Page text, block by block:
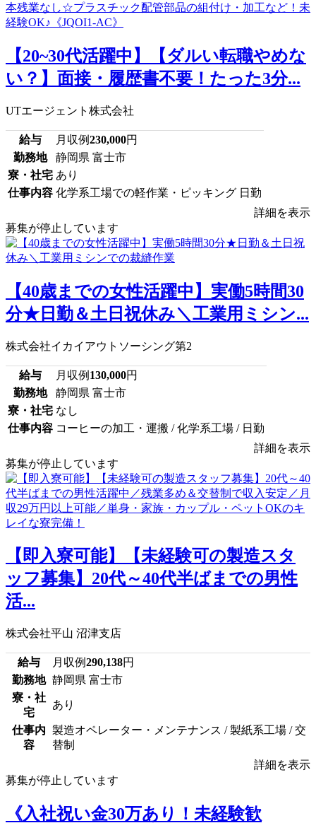
【20~30代活躍中】【ダルい転職やめな
い？】面接・履歴書不要！たった3分...
UTエージェント株式会社
給与 月収例230,000円
勤務地
静岡県 富士市
寮・社宅 あり
仕事内容 化学系工場での軽作業・ピッキング 日勤
詳細を表示
募集が停止しています
【40歳までの女性活躍中】実働5時間30
分★日勤＆土日祝休み＼工業用ミシン...
株式会社イカイアウトソーシング第2
給与 月収例 130,000円
勤務地
静岡県 富士市
寮・社宅 なし
仕事内容 コーヒーの加工・運搬 / 化学系工場 / 日勤
詳細を表示
募集が停止しています
【即入寮可能】【未経験可の製造スタ
ッフ募集】20代～40代半ばまでの男性
活...
株式会社平山 沼津支店
給与 月収例290,138円
勤務地 静岡県 富士市
寮・社
宅
あり
仕事内
容
製造オペレーター・メンテナンス / 製紙系工場 / 交
替制
詳細を表示
募集が停止しています
《入社祝い金30万あり！未経験歓